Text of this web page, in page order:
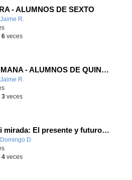
- ALUMNOS DE SEXTO
Jaime R.
6veces
5. MAKUMANA - ALUMNOS DE QUINTO
Jaime R.
3veces
Desde mi mirada: El presente y futuro del Aula TEA
Domingo D.
4veces